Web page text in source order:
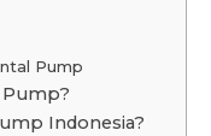
Pump
Pump?
Indonesia?